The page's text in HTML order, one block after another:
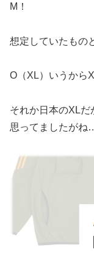
M！
想定していたもの
O（XL）いうから
それか日本のXLだ
思ってましたがね